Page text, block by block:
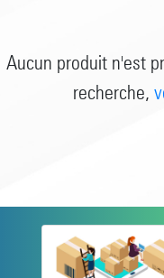
Aucun produit n'est
recherche,